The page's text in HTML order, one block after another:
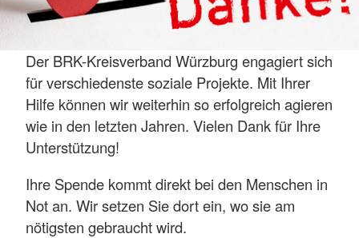
Der BRK-Kreisverband Würzburg engagiert sich
für verschiedenste soziale Projekte. Mit Ihrer
Hilfe können wir weiterhin so erfolgreich agieren
wie in den letzten Jahren. Vielen Dank für Ihre
Unterstützung!
Ihre Spende kommt direkt bei den Menschen in
Not an. Wir setzen Sie dort ein, wo sie am
nötigsten gebraucht wird.